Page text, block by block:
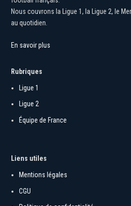
football français.
Nous couvrons la Ligue 1, la Ligue 2, le
au quotidien.
En savoir plus
Rubriques
Ligue 1
Ligue 2
Équipe de France
Mentions légales